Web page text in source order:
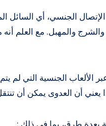
الجنسي، أي السائل
والمهبل. مع العلم أنه
الألعاب الجنسية التي لم
يعني أن العدوى يمكن أن